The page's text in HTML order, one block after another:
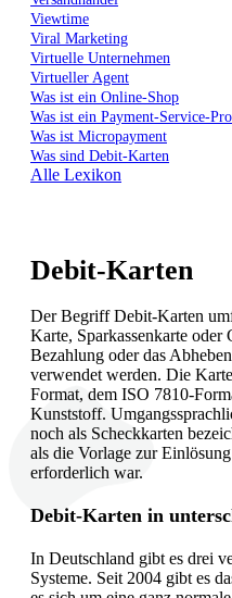
Viewtime
Viral Marketing
Virtuelle Unternehmen
Virtueller Agent
Was ist ein Online-Shop
Was ist ein Payment-Service-
Was ist Micropayment
Was sind Debit-Karten
Alle Lexikon
Debit-Karten
Der Begriff Debit-Karten
Karte, Sparkassenkarte
Bezahlung oder das
verwendet werden. Die
Format, dem ISO 7810-
Kunststoff.
noch als Scheckkarten
als die Vorlage zur
erforderlich war.
Debit-Karten in
In Deutschland gibt es drei
Systeme. Seit 2004 gibt es